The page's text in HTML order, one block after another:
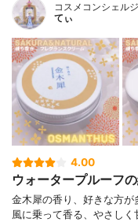
コスメコンシェル
てぃ
4.00
ウォータープルーフ
金木犀の香り、好きな方
風に乗って香る、やさし